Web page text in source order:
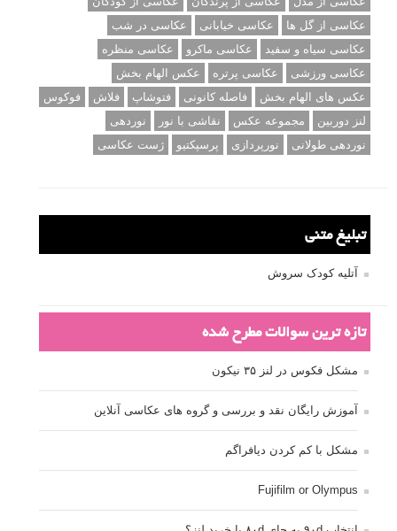
عکاسی از گل ها
عکاسی خیابانی
عکاسی در شب
عکاسی سیاه و سفید
عکاسی ماکرو
عکاسی منظره
عکاسی ورزشی
عکاسی پرتره
عکس الهام بخش
عکس های الهام بخش
فاصله کانونی فتوشاپ فلاش
فوکوس
لنز دوربین
مجموعه عکس نقاشی با نور
نوردهی
نوردهی طولانی
نورپردازی پرسپکتیو ژست عکاسی
تبلیغ متنی
آتلیه کودک سروش
تازه ترین سوالات مطرح شده
مشکل فکوس در لنز ۳۵ نیکون
آموزش رایگان نقد و بررسی و گروه های عکاسی آنلاین
مشکل با کم کردن دیافراگم
Fujifilm or Olympus